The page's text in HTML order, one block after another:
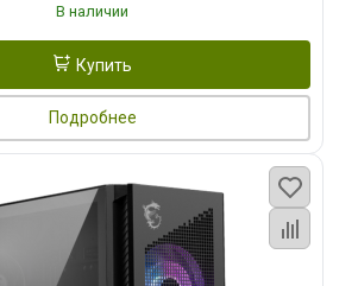
В наличии
Купить
Подробнее